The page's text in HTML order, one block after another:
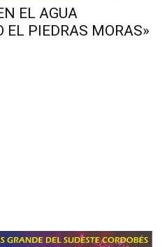
EL AGUA
EL PIEDRAS MORAS»